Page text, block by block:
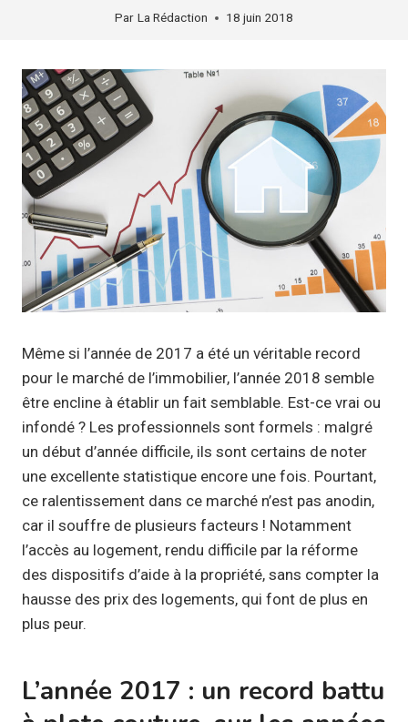
Par La Rédaction 18 juin 2018
Même si l’année de 2017 a été un véritable record
pour le marché de l’immobilier, l’année 2018 semble
être encline à établir un fait semblable. Est-ce vrai ou
infondé ? Les professionnels sont formels : malgré
un début d’année difficile, ils sont certains de noter
une excellente statistique encore une fois. Pourtant,
ce ralentissement dans ce marché n’est pas anodin,
car il souffre de plusieurs facteurs ! Notamment
l’accès au logement, rendu difficile par la réforme
des dispositifs d’aide à la propriété, sans compter la
hausse des prix des logements, qui font de plus en
plus peur.
L’année 2017 : un record battu